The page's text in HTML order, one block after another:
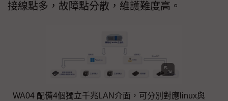
接線點多，故障點分散，維護難度高。
WA04 配備4個獨立千兆LAN介面，可分別對應linux與